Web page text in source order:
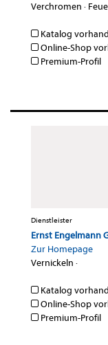
Verchromen ·
Katalog
Online-Shop
Premium-Profil
Dienstleister
Ernst Engelmann
Zur Homepage
Vernickeln ·
Katalog
Online-Shop
Premium-Profil